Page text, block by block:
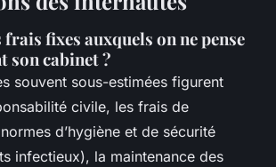
fixes auxquels on ne pense
son cabinet ?
souvent sous-estimées figurent
civile, les frais de
d’hygiène et de sécurité
infectieux), la maintenance des